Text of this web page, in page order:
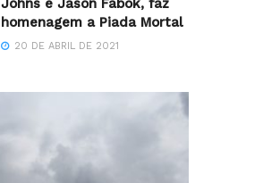
Johns e Jason Fabok, faz
homenagem a Piada Mortal
20 DE ABRIL DE 2021